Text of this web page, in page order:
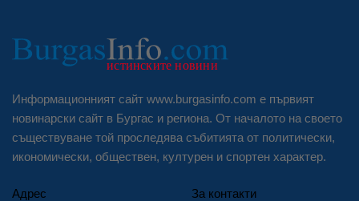
Информационният сайт www.burgasinfo.com е първият
новинарски сайт в Бургас и региона. От началото на своето
съществуване той проследява събитията от политически,
икономически, обществен, културен и спортен характер.
Адрес
За контакти